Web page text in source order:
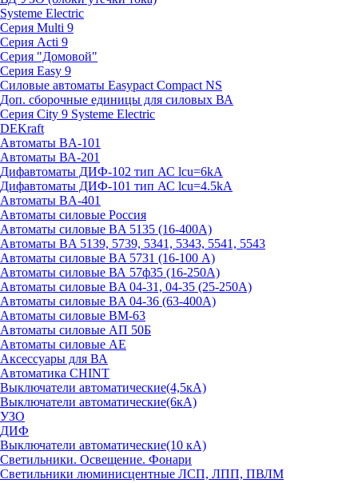
Systeme Electric
Серия Multi 9
Серия Acti 9
Серия "Домовой"
Серия Easy 9
Силовые автоматы Easypact Compact NS
Доп. сборочные единицы для силовых ВА
Серия City 9 Systeme Electric
DEKraft
Автоматы BA-101
Автоматы ВА-201
Дифавтоматы ДИФ-102 тип АС lcu=6kA
Дифавтоматы ДИФ-101 тип АС lcu=4.5kA
Автоматы BA-401
Автоматы силовые Россия
Автоматы силовые BA 5135 (16-400А)
Автоматы BA 5139, 5739, 5341, 5343, 5541, 5543
Автоматы силовые BA 5731 (16-100 А)
Автоматы силовые ВА 57ф35 (16-250А)
Автоматы силовые BA 04-31, 04-35 (25-250А)
Автоматы силовые BA 04-36 (63-400А)
Автоматы силовые ВМ-63
Автоматы силовые АП 50Б
Автоматы силовые АЕ
Аксессуары для ВА
Автоматика CHINT
Выключатели автоматические(4,5кА)
Выключатели автоматические(6кА)
УЗО
ДИФ
Выключатели автоматические(10 кА)
Светильники. Освещение. Фонари
Светильники люминисцентные ЛСП, ЛПП, ПВЛМ